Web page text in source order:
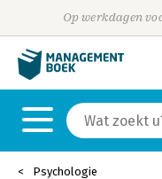
Op werkdagen
Psychologie